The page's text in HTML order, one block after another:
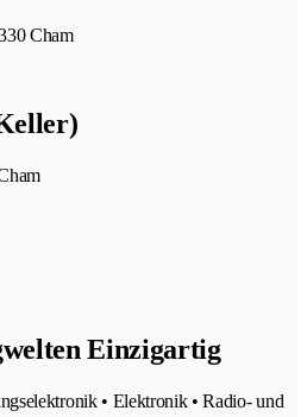
Cham
Einzigartig
• Elektronik • Radio- und